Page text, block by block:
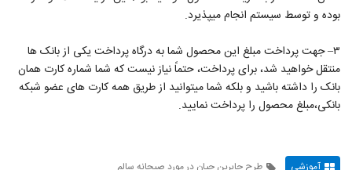
بوده و توسط سیستم انجام میپذیرد.
۳– جهت پرداخت مبلغ این محصول شما به درگاه پرداخت یکی از بانک ها
منتقل خواهید شد، برای پرداخت، حتماً نیاز نیست که شما شماره کارت همان
بانک را داشته باشید و بلکه شما میتوانید از طریق همه کارت های عضو شبکه
بانکی،مبلغ محصول را پرداخت نمایید.